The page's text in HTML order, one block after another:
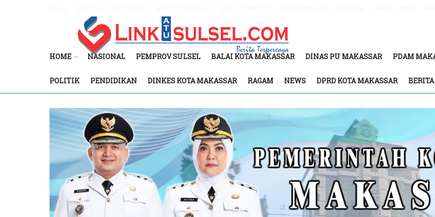
HOME NASIONAL PEMPROV SULSEL BALAI KOTA MAKASSAR DINAS PU MAKASSAR PDAM
POLITIK PENDIDIKAN DINKES KOTA MAKASSAR RAGAM NEWS DPRD KOTA MAKASSAR